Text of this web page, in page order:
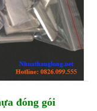
đóng gói